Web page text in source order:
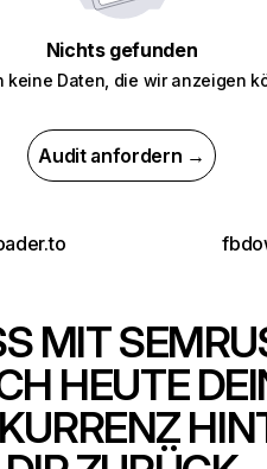
Nichts gefunden
keine Daten, die wir anzeigen
Audit anfordern →
MIT
HEUTE